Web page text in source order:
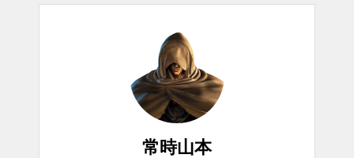
常時山本